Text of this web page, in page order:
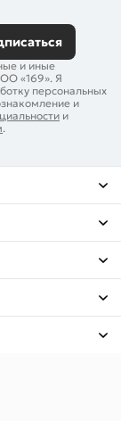
и иные
«169». Я
персональных
и
и
.